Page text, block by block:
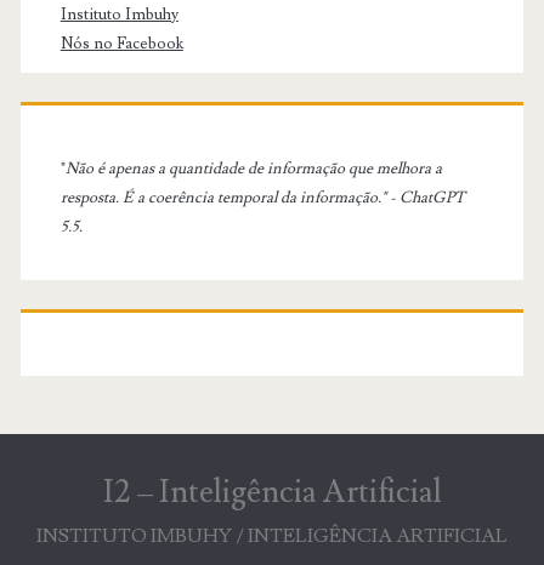
Instituto Imbuhy
Nós no Facebook
"Não é apenas a quantidade de informação que melhora a
resposta. É a coerência temporal da informação." - ChatGPT
5.5.
I2 – Inteligência Artificial
INSTITUTO IMBUHY / INTELIGÊNCIA ARTIFICIAL